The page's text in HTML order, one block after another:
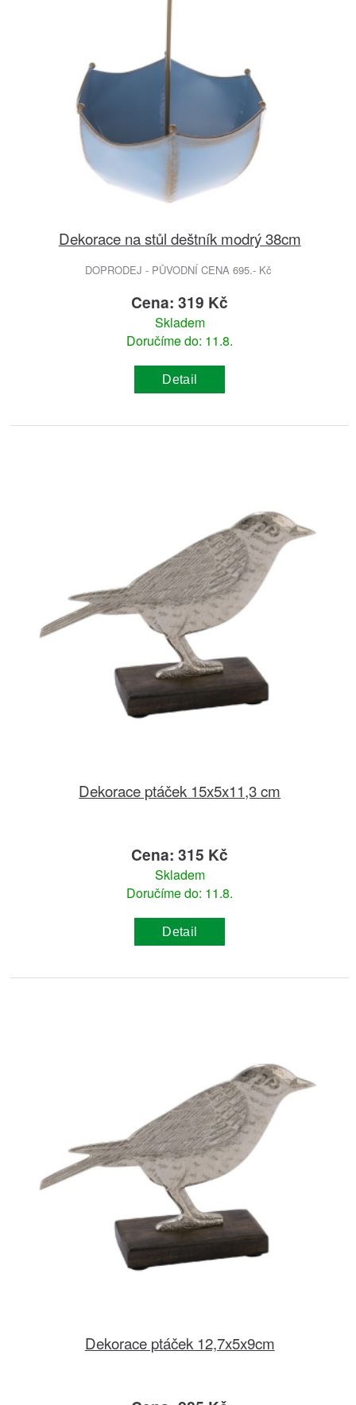
Dekorace na stůl deštník modrý 38cm
DOPRODEJ - PŮVODNÍ CENA 695.- Kč
Cena: 319 Kč
Skladem
Doručíme do: 11.8.
Detail
Dekorace ptáček 15x5x11,3 cm
Cena: 315 Kč
Skladem
Doručíme do: 11.8.
Detail
Dekorace ptáček 12,7x5x9cm